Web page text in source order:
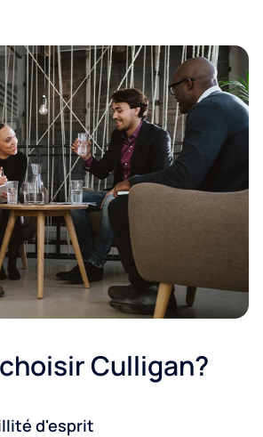
Culligan?
d'esprit